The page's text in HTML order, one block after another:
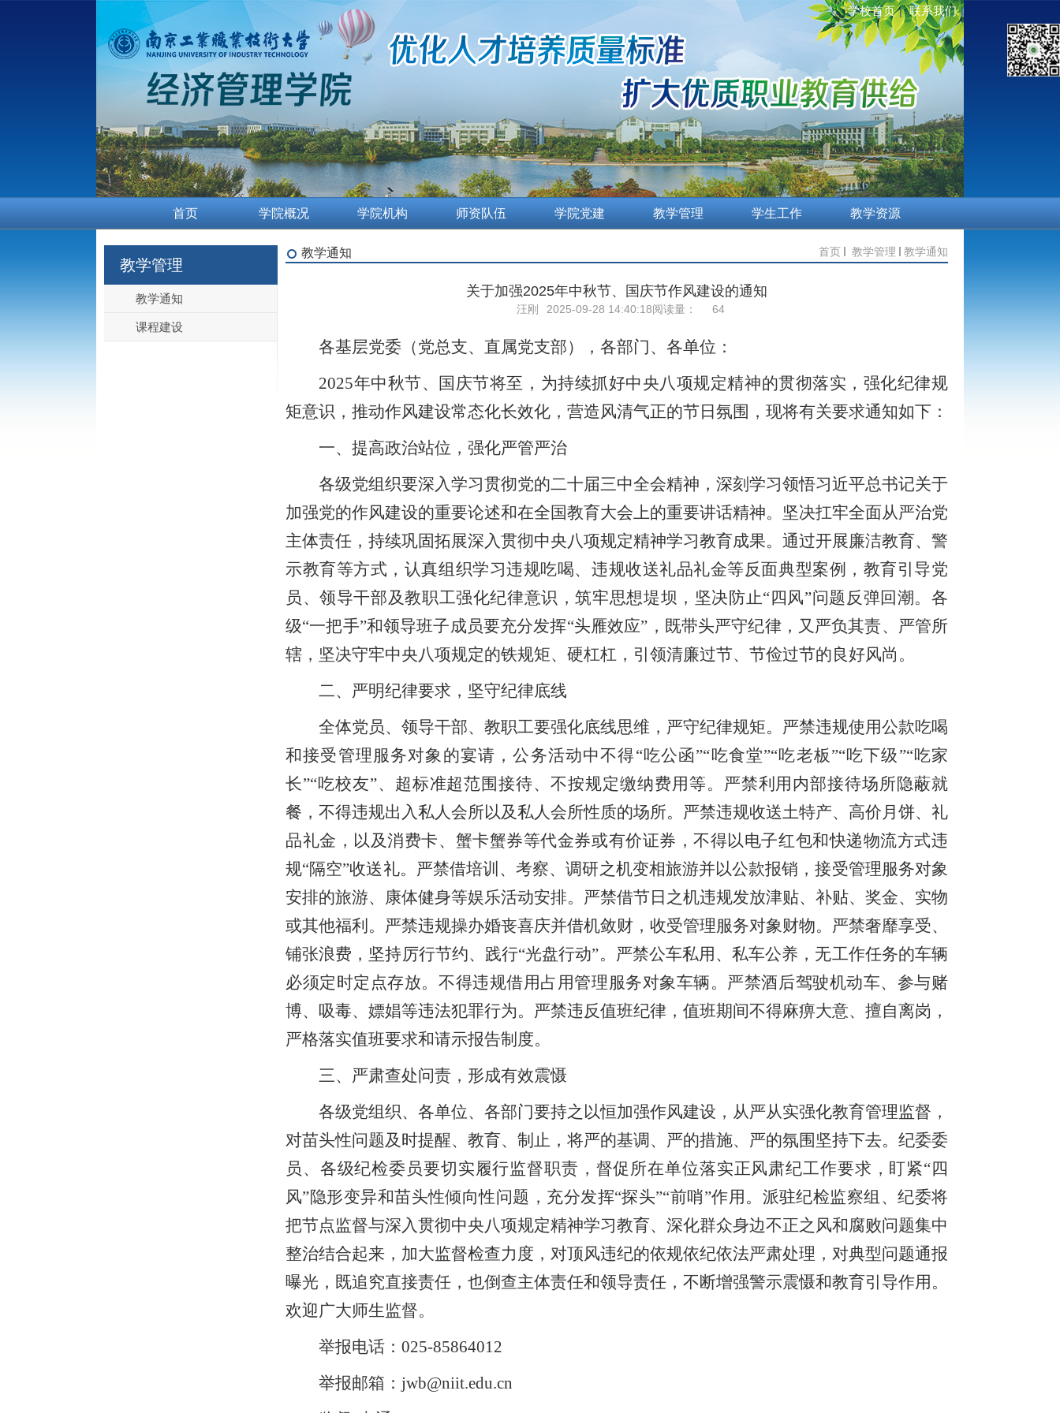
学校首页 | 联系我们 |
首页 学院概况 学院机构 师资队伍 学院党建 教学管理 学生工作 教学资源
教学管理
教学通知
课程建设
首页 教学管理 教学通知
教学通知
关于加强2025年中秋节、国庆节作风建设的通知
汪刚 2025-09-28 14:40:18阅读量： 64
各基层党委（党总支、直属党支部），各部门、各单位：
2025年中秋节、国庆节将至，为持续抓好中央八项规定精神的贯彻落实，强化纪律规
矩意识，推动作风建设常态化长效化，营造风清气正的节日氛围，现将有关要求通知如下：
一、提高政治站位，强化严管严治
各级党组织要深入学习贯彻党的二十届三中全会精神，深刻学习领悟习近平总书记关于
加强党的作风建设的重要论述和在全国教育大会上的重要讲话精神。坚决扛牢全面从严治党
主体责任，持续巩固拓展深入贯彻中央八项规定精神学习教育成果。通过开展廉洁教育、警
示教育等方式，认真组织学习违规吃喝、违规收送礼品礼金等反面典型案例，教育引导党
员、领导干部及教职工强化纪律意识，筑牢思想堤坝，坚决防止“四风”问题反弹回潮。各
级“一把手”和领导班子成员要充分发挥“头雁效应”，既带头严守纪律，又严负其责、严管所
辖，坚决守牢中央八项规定的铁规矩、硬杠杠，引领清廉过节、节俭过节的良好风尚。
二、严明纪律要求，坚守纪律底线
全体党员、领导干部、教职工要强化底线思维，严守纪律规矩。严禁违规使用公款吃喝
和接受管理服务对象的宴请，公务活动中不得“吃公函”“吃食堂”“吃老板”“吃下级”“吃家
长”“吃校友”、超标准超范围接待、不按规定缴纳费用等。严禁利用内部接待场所隐蔽就
餐，不得违规出入私人会所以及私人会所性质的场所。严禁违规收送土特产、高价月饼、礼
品礼金，以及消费卡、蟹卡蟹券等代金券或有价证券，不得以电子红包和快递物流方式违
规“隔空”收送礼。严禁借培训、考察、调研之机变相旅游并以公款报销，接受管理服务对象
安排的旅游、康体健身等娱乐活动安排。严禁借节日之机违规发放津贴、补贴、奖金、实物
或其他福利。严禁违规操办婚丧喜庆并借机敛财，收受管理服务对象财物。严禁奢靡享受、
铺张浪费，坚持厉行节约、践行“光盘行动”。严禁公车私用、私车公养，无工作任务的车辆
必须定时定点存放。不得违规借用占用管理服务对象车辆。严禁酒后驾驶机动车、参与赌
博、吸毒、嫖娼等违法犯罪行为。严禁违反值班纪律，值班期间不得麻痹大意、擅自离岗，
严格落实值班要求和请示报告制度。
三、严肃查处问责，形成有效震慑
各级党组织、各单位、各部门要持之以恒加强作风建设，从严从实强化教育管理监督，
对苗头性问题及时提醒、教育、制止，将严的基调、严的措施、严的氛围坚持下去。纪委委
员、各级纪检委员要切实履行监督职责，督促所在单位落实正风肃纪工作要求，盯紧“四
风”隐形变异和苗头性倾向性问题，充分发挥“探头”“前哨”作用。派驻纪检监察组、纪委将
把节点监督与深入贯彻中央八项规定精神学习教育、深化群众身边不正之风和腐败问题集中
整治结合起来，加大监督检查力度，对顶风违纪的依规依纪依法严肃处理，对典型问题通报
曝光，既追究直接责任，也倒查主体责任和领导责任，不断增强警示震慑和教育引导作用。
欢迎广大师生监督。
举报电话：025-85864012
举报邮箱：jwb@niit.edu.cn